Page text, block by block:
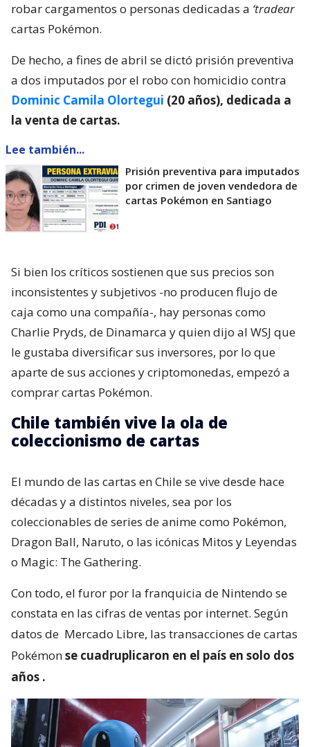
robar cargamentos o personas dedicadas a ‘tradear
cartas Pokémon.
De hecho, a fines de abril se dictó prisión preventiva
a dos imputados por el robo con homicidio contra
Dominic Camila Olortegui (20 años), dedicada a
la venta de cartas.
Lee también...
Prisión preventiva para imputados
por crimen de joven vendedora de
cartas Pokémon en Santiago
Si bien los críticos sostienen que sus precios son
inconsistentes y subjetivos -no producen flujo de
caja como una compañía-, hay personas como
Charlie Pryds, de Dinamarca y quien dijo al WSJ que
le gustaba diversificar sus inversores, por lo que
aparte de sus acciones y criptomonedas, empezó a
comprar cartas Pokémon.
Chile también vive la ola de
coleccionismo de cartas
El mundo de las cartas en Chile se vive desde hace
décadas y a distintos niveles, sea por los
coleccionables de series de anime como Pokémon,
Dragon Ball, Naruto, o las icónicas Mitos y Leyendas
o Magic: The Gathering.
Con todo, el furor por la franquicia de Nintendo se
constata en las cifras de ventas por internet. Según
datos de Mercado Libre, las transacciones de cartas
Pokémonse cuadruplicaron en el país en solo dos
años .